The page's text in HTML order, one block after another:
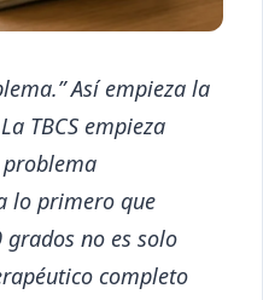
Así empieza la
TBCS empieza
problema
lo primero que
grados no es solo
completo